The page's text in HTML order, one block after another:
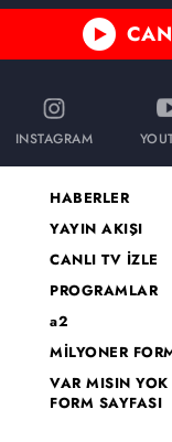
INSTAGRAM
HABERLER
YAYIN AKIŞI
CANLI TV İZLE
PROGRAMLAR
a2
MİLYONER
VAR MISIN YOK
FORM SAYFASI